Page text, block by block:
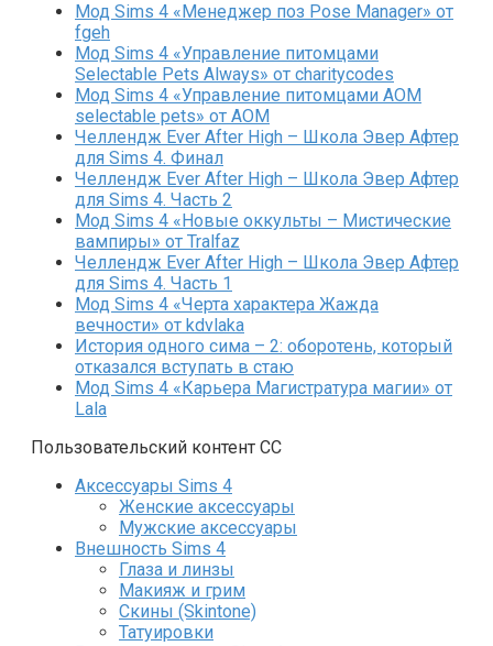
Мод Sims 4 «Менеджер поз Pose Manager» от
fgeh
Мод Sims 4 «Управление питомцами
Selectable Pets Always» от charitycodes
Мод Sims 4 «Управление питомцами AOM
selectable pets» от AOM
Челлендж Ever After High – Школа Эвер Афтер
для Sims 4. Финал
Челлендж Ever After High – Школа Эвер Афтер
для Sims 4. Часть 2
Мод Sims 4 «Новые оккульты – Мистические
вампиры» от Tralfaz
Челлендж Ever After High – Школа Эвер Афтер
для Sims 4. Часть 1
Мод Sims 4 «Черта характера Жажда
вечности» от kdvlaka
История одного сима – 2: оборотень, который
отказался вступать в стаю
Мод Sims 4 «Карьера Магистратура магии» от
Lala
Пользовательский контент СС
Аксессуары Sims 4
Женские аксессуары
Мужские аксессуары
Внешность Sims 4
Глаза и линзы
Макияж и грим
Скины (Skintone)
Татуировки